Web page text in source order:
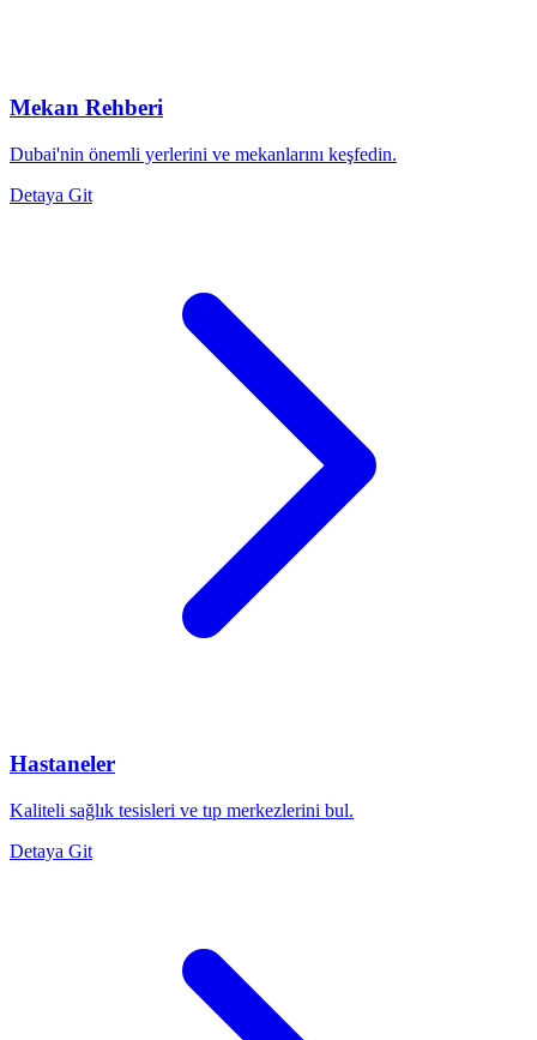
Mekan Rehberi
Dubai'nin önemli yerlerini ve mekanlarını keşfedin.
Detaya Git
Hastaneler
Kaliteli sağlık tesisleri ve tıp merkezlerini bul.
Detaya Git